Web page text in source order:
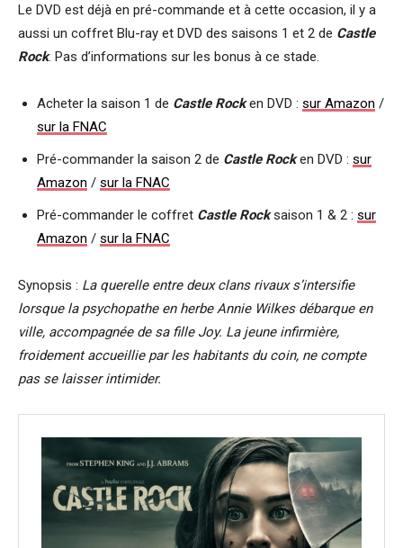
Le DVD est déjà en pré-commande et à cette occasion, il y a
aussi un coffret Blu-ray et DVD des saisons 1 et 2 de Castle
Rock. Pas d’informations sur les bonus à ce stade.
Acheter la saison 1 de Castle Rocken DVD : sur Amazon /
sur la FNAC
Pré-commander la saison 2 de Castle Rocken DVD : sur
Amazon / sur la FNAC
Pré-commander le coffret Castle Rocksaison 1 & 2 : sur
Amazon / sur la FNAC
Synopsis : La querelle entre deux clans rivaux s’intersifie
lorsque la psychopathe en herbe Annie Wilkes débarque en
ville, accompagnée de sa fille Joy. La jeune infirmière,
froidement accueillie par les habitants du coin, ne compte
pas se laisser intimider.